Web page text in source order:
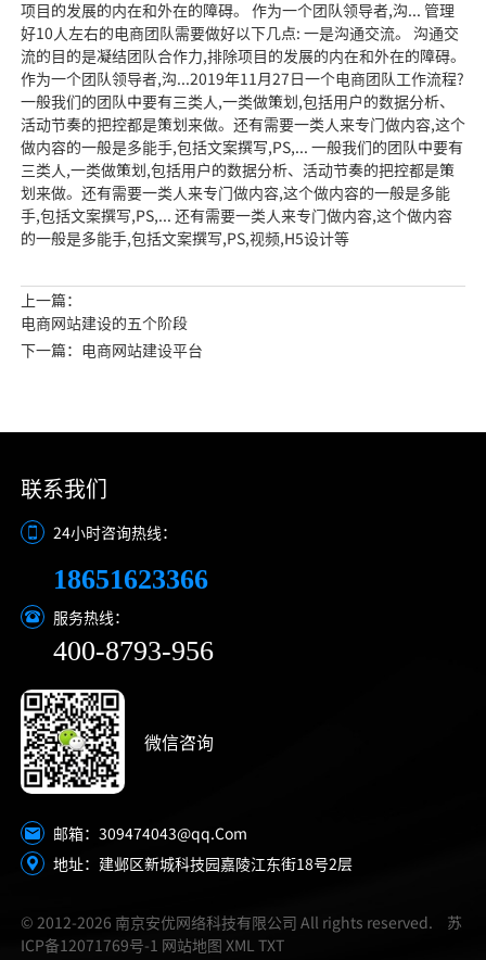
项目的发展的内在和外在的障碍。 作为一个团队领导者,沟... 管理
好10人左右的电商团队需要做好以下几点: 一是沟通交流。 沟通交
流的目的是凝结团队合作力,排除项目的发展的内在和外在的障碍。
作为一个团队领导者,沟...2019年11月27日一个电商团队工作流程?
一般我们的团队中要有三类人,一类做策划,包括用户的数据分析、
活动节奏的把控都是策划来做。还有需要一类人来专门做内容,这个
做内容的一般是多能手,包括文案撰写,PS,... 一般我们的团队中要有
三类人,一类做策划,包括用户的数据分析、活动节奏的把控都是策
划来做。还有需要一类人来专门做内容,这个做内容的一般是多能
手,包括文案撰写,PS,... 还有需要一类人来专门做内容,这个做内容
的一般是多能手,包括文案撰写,PS,视频,H5设计等
上一篇：
电商网站建设的五个阶段
下一篇：电商网站建设平台
联系我们
24小时咨询热线：
18651623366
服务热线：
400-8793-956
微信咨询
邮箱： 309474043@qq.Com
地址：建邺区新城科技园嘉陵江东街18号2层
© 2012-2026 南京安优网络科技有限公司 All rights reserved.
苏
ICP备12071769号-1 网站地图 XML TXT